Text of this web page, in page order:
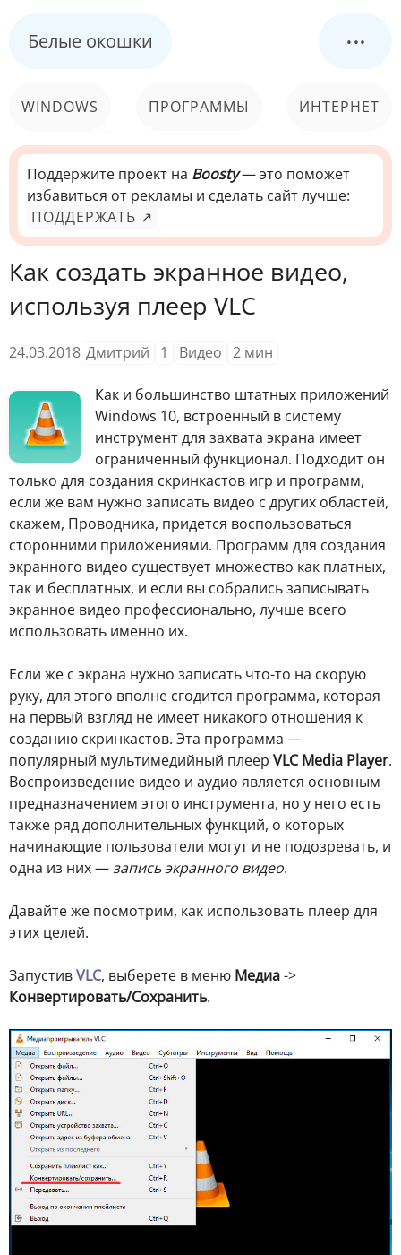
Белые окошки ...
WINDOWS ПРОГРАММЫ ИНТЕРНЕТ
КОМПЬЮТЕР
СИСТЕМА
Поддержите проект на Boosty— это поможет
избавиться от рекламы и сделать сайт лучше:
ПОДДЕРЖАТЬ ↗
Как создать экранное видео,
используя плеер VLC
24.03.2018 Дмитрий 1 Видео 2 мин
Как и большинство штатных приложений
Windows 10, встроенный в систему
инструмент для захвата экрана имеет
ограниченный функционал. Подходит он
только для создания скринкастов игр и программ,
если же вам нужно записать видео с других областей,
скажем, Проводника, придется воспользоваться
сторонними приложениями. Программ для создания
экранного видео существует множество как платных,
так и бесплатных, и если вы собрались записывать
экранное видео профессионально, лучше всего
использовать именно их.
Если же с экрана нужно записать что-то на скорую
руку, для этого вполне сгодится программа, которая
на первый взгляд не имеет никакого отношения к
созданию скринкастов. Эта программа —
популярный мультимедийный плеер VLC Media Player.
Воспроизведение видео и аудио является основным
предназначением этого инструмента, но у него есть
также ряд дополнительных функций, о которых
начинающие пользователи могут и не подозревать, и
одна из них —запись экранного видео.
Давайте же посмотрим, как использовать плеер для
этих целей.
ЗапустивVLC, выберете в меню Медиа->
Конвертировать/Сохранить.